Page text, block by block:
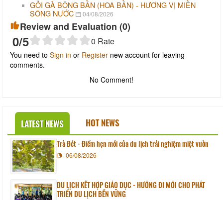
GỎI GÀ BÔNG BẦN (HOA BẦN) - HƯƠNG VỊ MIỀN
SÔNG NƯỚC
04/08/2026
Review and Evaluation (0)
0/5 0 Rate
You need to Sign in or Register new account for leaving
comments.
No Comment!
LATEST NEWS HOT NEWS
Trà Đét - Điểm hẹn mới của du lịch trải nghiệm miệt vườn
06/08/2026
DU LỊCH KẾT HỢP GIÁO DỤC - HƯỚNG ĐI MỚI CHO PHÁT
TRIỂN DU LỊCH BỀN VỮNG